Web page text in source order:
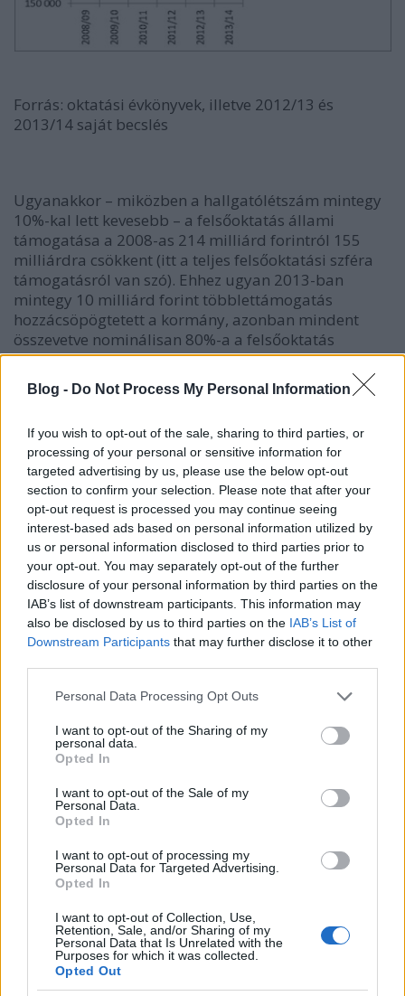
Blog - Do Not Process My Personal Information
If you wish to opt-out of the sale, sharing to third parties, or
processing of your personal or sensitive information for
targeted advertising by us, please use the below opt-out
section to confirm your selection. Please note that after your
opt-out request is processed you may continue seeing
interest-based ads based on personal information utilized by
us or personal information disclosed to third parties prior to
your opt-out. You may separately opt-out of the further
disclosure of your personal information by third parties on the
IAB’s list of downstream participants. This information may
also be disclosed by us to third parties on the IAB’s List of
Downstream Participants that may further disclose it to other
Please note that this website/app uses one or more Google
not limited to your visit or usage behaviour. You may click to
grant or deny consent to Google and its third-party tags to
use your data for below specified purposes in below Google
consent section.
Personal Data Processing Opt Outs
I want to opt-out of the Sharing of my
personal data.
Opted In
I want to opt-out of the Sale of my
Personal Data.
Opted In
I want to opt-out of processing my
Personal Data for Targeted Advertising.
Opted In
I want to opt-out of Collection, Use,
Retention, Sale, and/or Sharing of my
Personal Data that Is Unrelated with the
Purposes for which it was collected.
Opted Out
Forrás: oktatási évkönyvek, illetve 2012/13 és
2013/14 saját becslés
Ugyanakkor – miközben a hallgatólétszám mintegy
10%-kal lett kevesebb – a felsőoktatás állami
támogatása a 2008-as 214 milliárd forintról 155
milliárdra csökkent (itt a teljes felsőoktatási szféra
támogatásról van szó). Ehhez ugyan 2013-ban
mintegy 10 milliárd forint többlettámogatás
hozzácsöpögtetett a kormány, azonban mindent
összevetve nominálisan 80%-a a felsőoktatás
támogatása a 2008-asnak, ami az inflációt is
figyelembe véve, reálértéken számítva alig 60%-át
teszi ki az öt évvel korábbinak.
Tehát a 2008-as létszám 90%-át az akkori állami
támogatás 60%-ával kellene képezni, mégpedig -
mint azt hallhattuk a kormány képviselőitől –
világszínvonalra emelve.
5.) Rendkívül fontos kérdés, hogy mindez hogyan hat
a felsőoktatási intézményhálózatra. A Fidesz-KDNP
kormány eddigi tevékenysége alatt az évente felvett
hallgatólétszám évről évre csökkent, 2013-ban a
2011. évinek kevesebb, mint 75%-a volt. Az államilag
támogatott helyre felvett hallgatók száma 2011 és
2012 között mintegy 20%-kal csökken, ami 2013-ra
valamicskét ismét nőtt, így 2013-ban a 2011-esnek
81%-a volt.
Ezek a csökkenések azonban eltérően hatottak az
intézményrendszer különböző intézménytípusaira
és a különböző régiókban elhelyezkedő
A legkisebb létszámcsökkenés a budapesti